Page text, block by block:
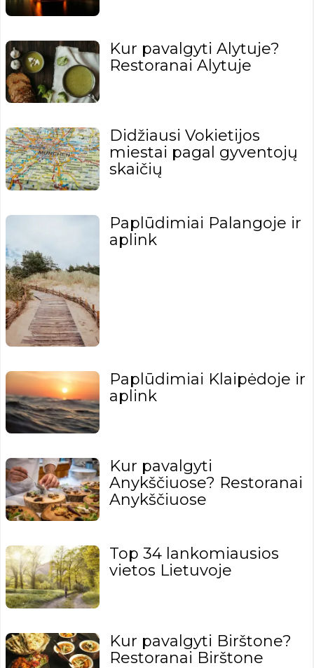
Kur pavalgyti Alytuje?
Restoranai Alytuje
Didžiausi Vokietijos
miestai pagal gyventojų
skaičių
Paplūdimiai Palangoje ir
aplink
Paplūdimiai Klaipėdoje ir
aplink
Kur pavalgyti
Anykščiuose? Restoranai
Anykščiuose
Top 34 lankomiausios
vietos Lietuvoje
Kur pavalgyti Birštone?
Restoranai Birštone